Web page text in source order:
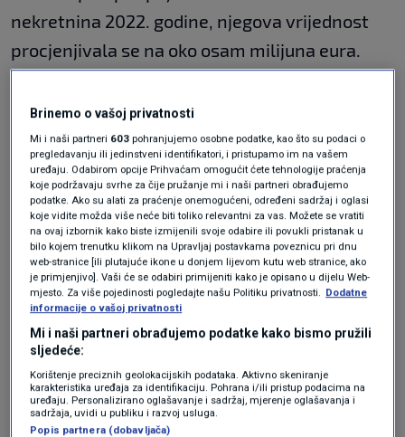
nekretnina 2022. godine, njegova vrijednost
procjenjivala se na oko osam milijuna eura.
Danas se, međutim, na aukciji prodaje za svega
247.000 eura.
Razlog ogromnog pada cijene nisu loša lokacija
ili nedostatak prirodnih ljepota, već ozbiljni
pravni i financijski problemi koji prate otok.
Želite mjesec dana besplatnog
odmora u Grčkoj? Ovo je uvjet koji
morate ispuniti
LIFESTYLE
Popularni grčki otok 'zjapi' prazan
otkazano?"
LIFESTYLE|22. srp.
Brinemo o vašoj privatnosti
Mi i naši partneri 603 pohranjujemo osobne podatke, kao što su podaci o
pregledavanju ili jedinstveni identifikatori, i pristupamo im na vašem
uređaju. Odabirom opcije Prihvaćam omogućit ćete tehnologije praćenja
koje podržavaju svrhe za čije pružanje mi i naši partneri obrađujemo
podatke. Ako su alati za praćenje onemogućeni, određeni sadržaj i oglasi
koje vidite možda više neće biti toliko relevantni za vas. Možete se vratiti
na ovaj izbornik kako biste izmijenili svoje odabire ili povukli pristanak u
bilo kojem trenutku klikom na Upravljaj postavkama poveznicu pri dnu
web-stranice [ili plutajuće ikone u donjem lijevom kutu web stranice, ako
je primjenjivo]. Vaši će se odabiri primijeniti kako je opisano u dijelu Web-
mjesto. Za više pojedinosti pogledajte našu Politiku privatnosti.
Dodatne
informacije o vašoj privatnosti
Mi i naši partneri obrađujemo podatke kako bismo pružili
sljedeće:
Korištenje preciznih geolokacijskih podataka. Aktivno skeniranje
karakteristika uređaja za identifikaciju. Pohrana i/ili pristup podacima na
uređaju. Personalizirano oglašavanje i sadržaj, mjerenje oglašavanja i
sadržaja, uvidi u publiku i razvoj usluga.
Popis partnera (dobavljača)